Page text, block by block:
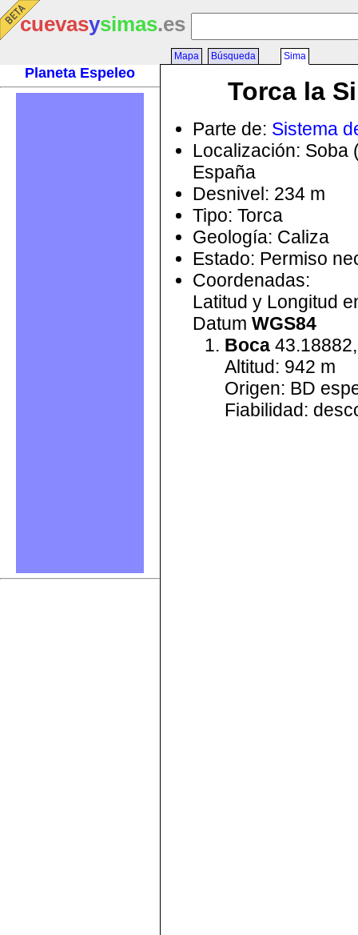
cuevasysimas.es
Planeta Espeleo
Mapa Búsqueda Sima
Torca la
Parte de: Sistema
Localización: Soba
España
Desnivel: 234 m
Tipo: Torca
Geología: Caliza
Estado: Permiso
Coordenadas:
Latitud y Longitud
Datum WGS84
Boca
Altitud: 942 m
Origen: BD
Fiabilidad: